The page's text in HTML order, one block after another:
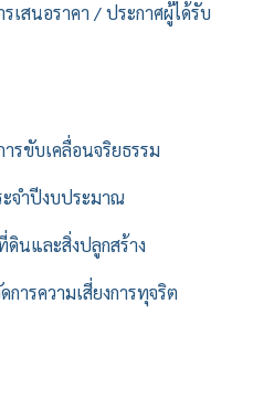
เสนอราคา / ประกาศผู้ได้รับ
รขับเคลื่อนจริยธรรม
จำปีงบประมาณ
นและสิ่งปลูกสร้าง
การความเสี่ยงการทุจริต